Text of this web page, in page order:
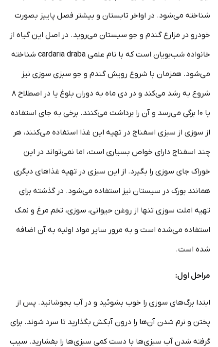
شناخته می‌شود. در اواخر تابستان و بیشتر فصل پاییز بصورت
خودرو در مزارع گندم و جو سیستان می‌روید. در اصل این گیاه از
خانواده شب‌بویان است که با نام علمی cardaria draba شناخته
می‌شود. همزمان با شروع رویش گندم و جو سبزی سوزی نیز
شروع به رشد می‌کند و در دی ماه به دوران بلوغ یا در اصطلاح ۸
یا ۱۰ برگی می‌رسد و آن را برداشت می‌کنند. برخی به جای استفاده
از سوزی از سبزی اسفناج در تهیه این غذا استفاده می‌کنند، هر
چند اسفناج دارای خواص بسیاری است، اما نمی‌تواند در این
خوراک جای سوزی را بگیرد. از این سبزی در تهیه غذاهای دیگری
همانند بورک در سیستان نیز استفاده می‌شود. در گذشته برای
تهیه املت سوزی تنها از روغن حیوانی، سوزی، تخم مرغ و نمک
استفاده می‌شده است و به مرور سایر مواد اولیه به آن اضافه
شده است.
مراحل اول:
ابتدا برگ‌های سوزی را خوب بشوئید و در آب بجوشانید. پس از
پختن و نرم شدن آن‌ها را درون آبکش بگذارید تا سرد شوند. برای
گرفته شدن آب سبزی‌ها با دست کمی سبزی‌ها را بفشارید. سیب